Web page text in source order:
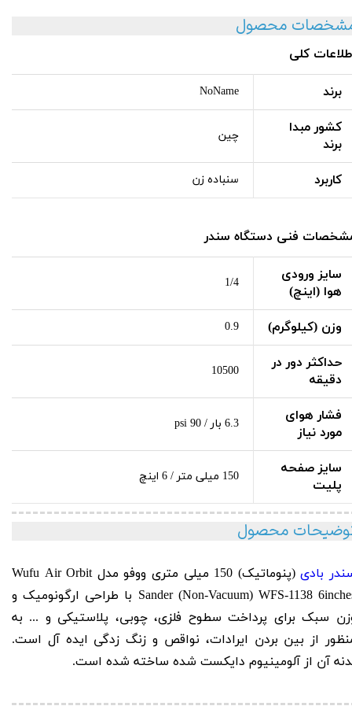
محصول
کلی
برند NoName
کشور مبدا
برند
چین
کاربرد سنباده زن
فنی دستگاه سندر
سایز ورودی
هوا (اینچ)
1/4
وزن (کیلوگرم) 0.9
حداکثر دور در
دقیقه
10500
فشار هوای
مورد نیاز
6.3 بار / 90 psi
سایز صفحه
پلیت
150 میلی متر / 6 اینچ
محصول
بادی(پنوماتیک) 150 میلی متری ووفو مدل Wufu
Air Orbit
Sander(Non-Vacuum) WFS-1138
با طراحی ارگونومیک و
سبک برای پرداخت سطوح فلزی، چوبی، پلاستیکی و ... به
از بین بردن ایرادات، نواقص و زنگ زدگی ایده آل است.
آن از آلومینیوم دایکست شده ساخته شده است.